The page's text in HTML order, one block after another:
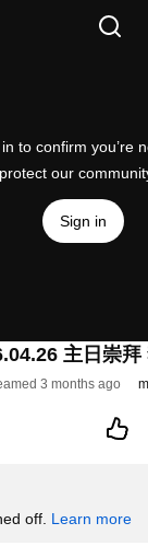
to confirm you’re
our
Sign in
主日崇
3 months ago
off. Learn more